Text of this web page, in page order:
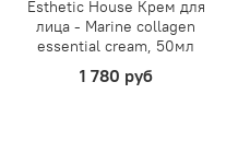
Esthetic House Крем для
лица - Marine collagen
essential cream, 50мл
1 780 руб